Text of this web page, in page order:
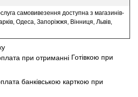
самовивезення доступна з магазинів-
Одеса, Запоріжжя, Вінниця, Львів,
Готівкою при